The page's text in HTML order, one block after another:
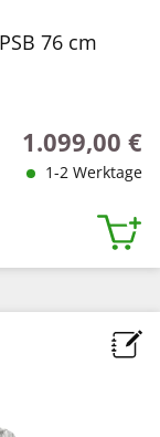
76 cm
Regulärer
1.099,00 €
1-2 Werktage